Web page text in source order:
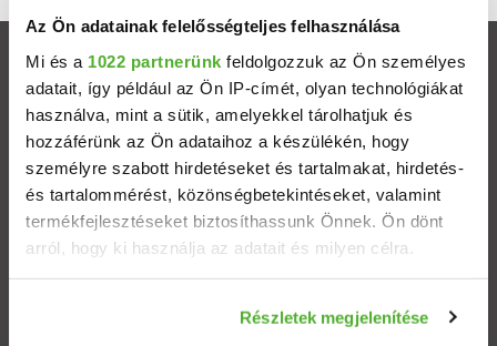
Az Ön adatainak felelősségteljes felhasználása
Mi és a 1022 partnerünk feldolgozzuk az Ön személyes
adatait, így például az Ön IP-címét, olyan technológiákat
használva, mint a sütik, amelyekkel tárolhatjuk és
hozzáférünk az Ön adataihoz a készülékén, hogy
személyre szabott hirdetéseket és tartalmakat, hirdetés-
és tartalommérést, közönségbetekintéseket, valamint
termékfejlesztéseket biztosíthassunk Önnek. Ön dönt
arról, hogy ki használja az adatait és milyen célra.
Információgyűjtés az Ön földrajzi elhelyezkedéséről
Részletek megjelenítése
Ingatlanok
Eladó házak
Eladó lakások
Települések